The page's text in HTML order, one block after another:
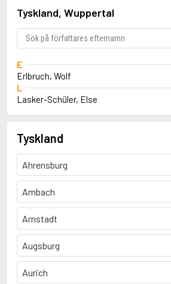
Tyskland, Wuppertal
E
Erlbruch, Wolf
L
Lasker-Schüler, Else
Tyskland
Ahrensburg
Ambach
Arnstadt
Augsburg
Aurich